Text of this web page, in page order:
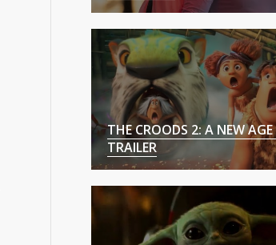
THE CROODS 2: A NEW AGE
TRAILER